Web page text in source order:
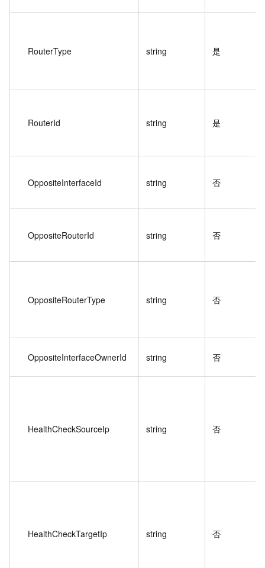
RouterType string 是
RouterId string 是
OppositeInterfaceId string 否
OppositeRouterId string 否
OppositeRouterType string 否
OppositeInterfaceOwnerId string 否
HealthCheckSourceIp string 否
HealthCheckTargetIp string 否